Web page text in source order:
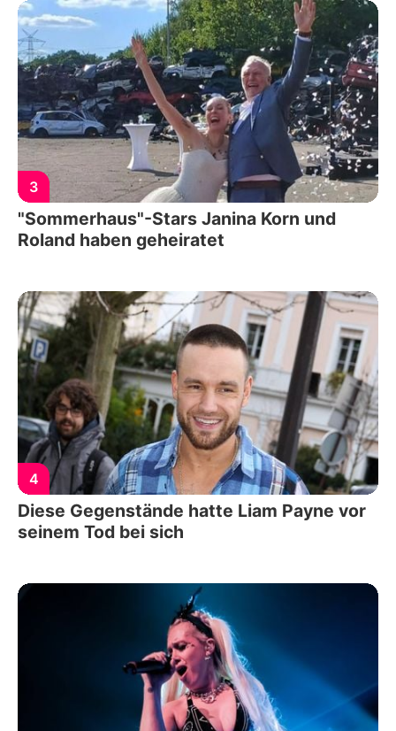
3
"Sommerhaus"-Stars Janina Korn und
Roland haben geheiratet
4
Diese Gegenstände hatte Liam Payne vor
seinem Tod bei sich